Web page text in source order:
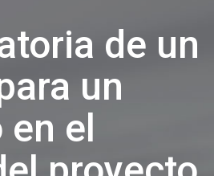
de un
un
en el